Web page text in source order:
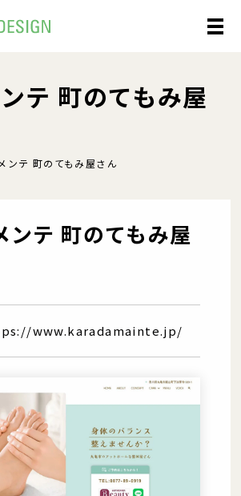
テ 町のてもみ屋
ンテ 町のてもみ屋さん
ンテ 町のてもみ屋
www.karadamainte.jp/